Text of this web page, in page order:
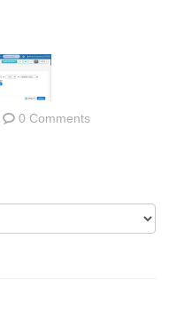
0 Comments